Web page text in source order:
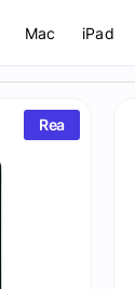
Mac iPad
Rea